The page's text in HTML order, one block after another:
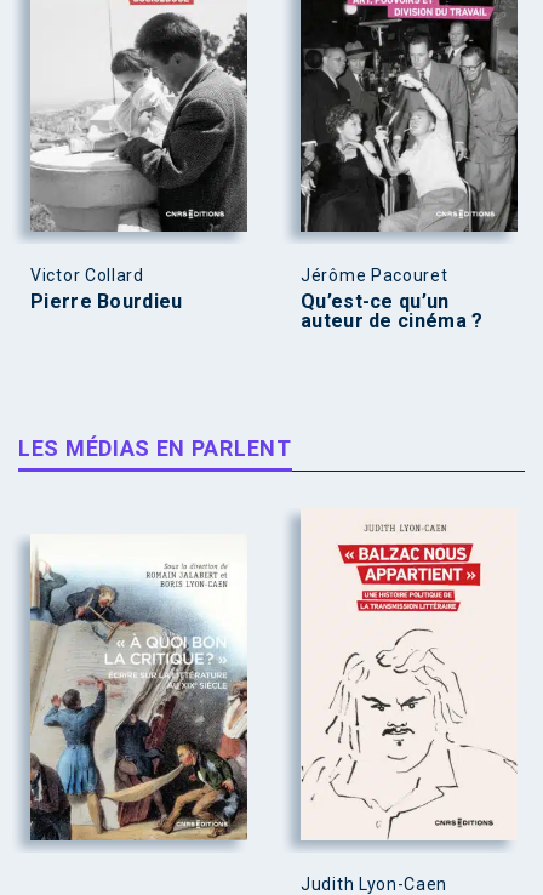
Victor Collard
Pierre Bourdieu
Jérôme Pacouret
Qu’est-ce qu’un
auteur de cinéma ?
LES MÉDIAS EN PARLENT
Judith Lyon-Caen